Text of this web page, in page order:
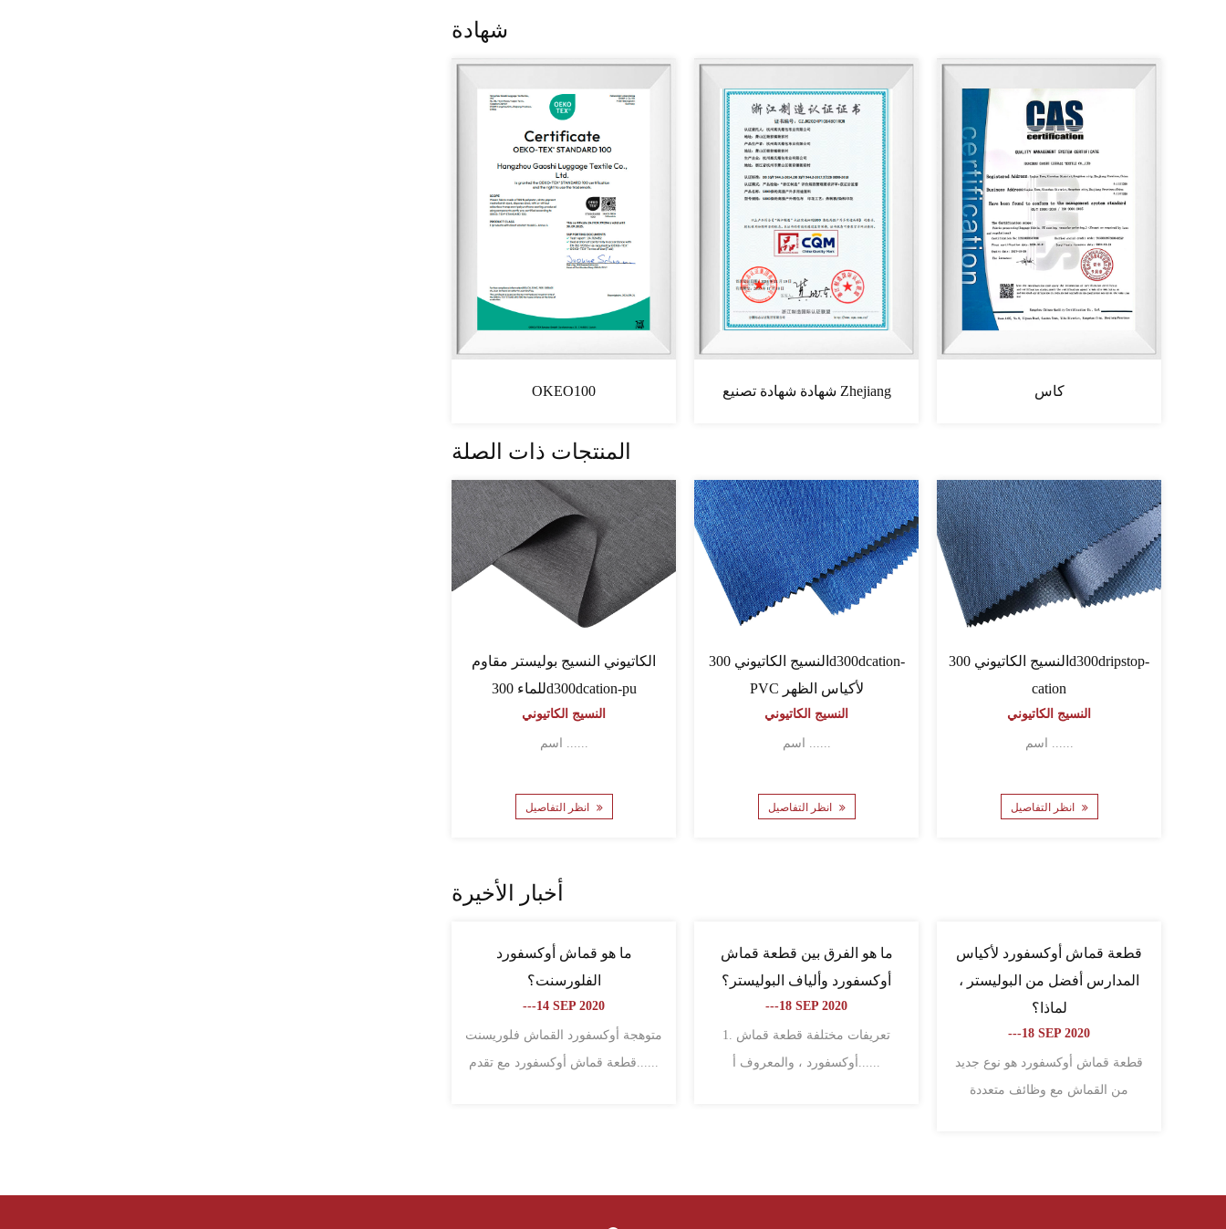
شهادة
OKEO100 شهادة شهادة تصنيع Zhejiang كاس
المنتجات ذات الصلة
PVC Cionic Fabric
600d600d64tcation
النسيج الكاتيوني
اسم ......
النسيج الكاتيوني
الظهر
النسيج الكاتيوني
النسيج الكاتيوني 60060064PU-
Cation
النسيج الكاتيوني
اسم ......
أخبار الأخيرة
ما هي خصائص النسيج غير
المنسوج ونسيج أكسفورد؟
---18 SEP 2020
1. قطعة قماش أوكسفورد 1. قطعة
قماش أوكسفورد تسمى ......
ما هو الفرق بين قماش القماش
وأكسفورد؟
---06 NOV 2020
الاختلافات بين القماش و قطعة قماش
أوكسفورد هي: خصائص ......
ما هي الأنواع ذات الصلة من قطعة
قماش أكسفورد؟
---09 NOV 2020
خصيصا لصنع جميع أنواع ال......